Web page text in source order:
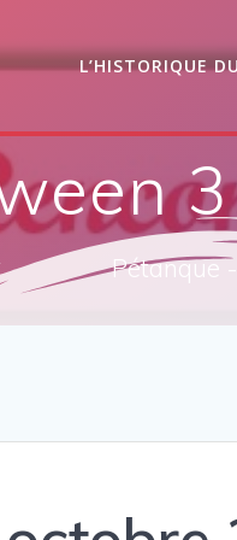
L’HISTORIQUE
Pétanque